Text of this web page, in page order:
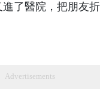
了醫院，把朋友
Advertisements